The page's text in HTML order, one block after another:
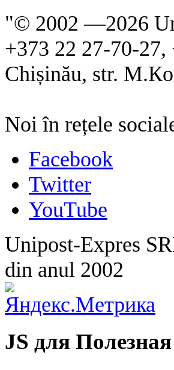
"© 2002 —2026
+373 22 27-70-
Chișinău, str.
Noi în rețele
Facebook
Twitter
YouTube
Unipost-Expres
din anul 2002
JS для